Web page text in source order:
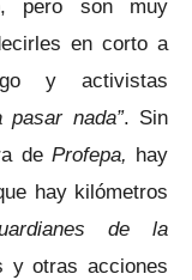
pero son muy
en corto a
y activistas
nada”. Sin
de Profepa, hay
hay kilómetros
de la
y otras acciones